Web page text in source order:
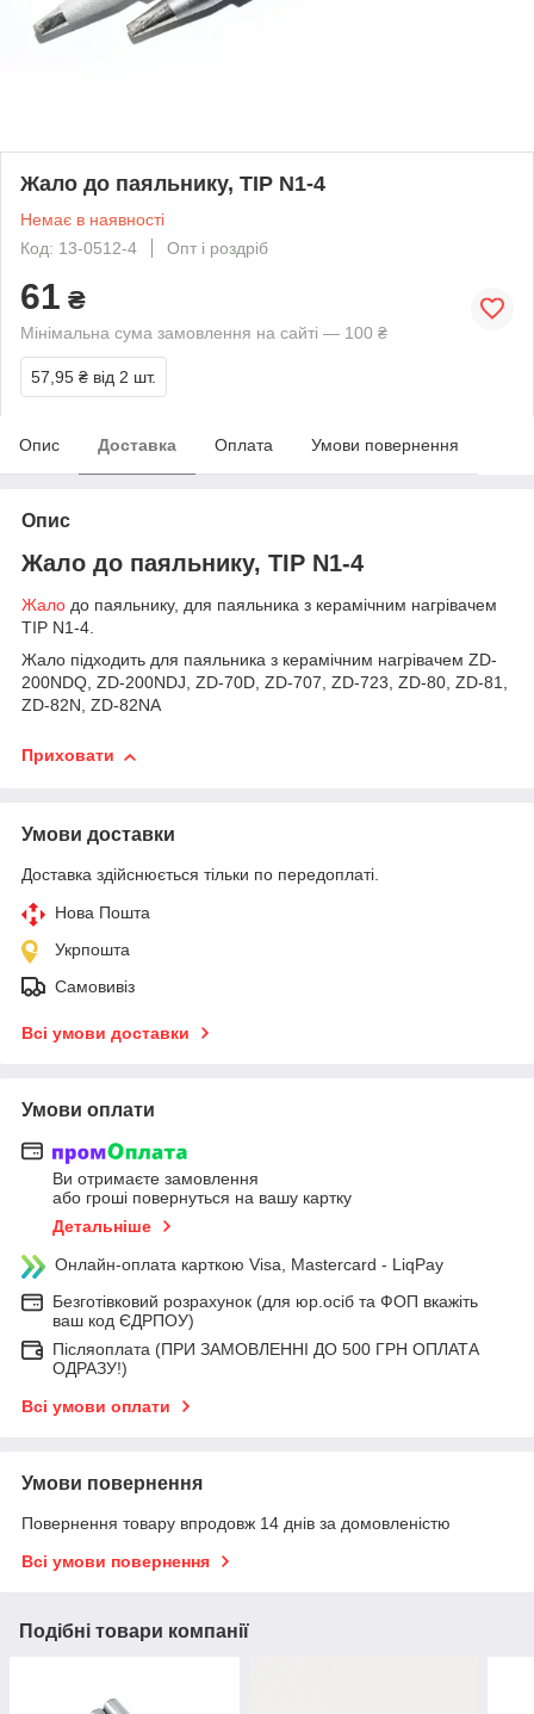
Жало до паяльнику, TIP N1-4
Немає в наявності
Код: 13-0512-4
Опт і роздріб
61 ₴
Мінімальна сума замовлення на сайті — 100 ₴
57,95 ₴ від 2 шт.
Опис Доставка Оплата Умови повернення
Опис
Жало до паяльнику, TIP N1-4
Жало до паяльнику, для паяльника з керамічним нагрівачем
TIP N1-4.
Жало підходить для паяльника з керамічним нагрівачем ZD-
200NDQ, ZD-200NDJ, ZD-70D, ZD-707, ZD-723, ZD-80, ZD-81,
ZD-82N, ZD-82NA
Приховати
Умови доставки
Доставка здійснюється тільки по передоплаті.
Нова Пошта
Укрпошта
Самовивіз
Всі умови доставки
Умови оплати
Ви отримаєте замовлення
або гроші повернуться на вашу картку
Детальніше
Онлайн-оплата карткою Visa, Mastercard - LiqPay
Безготівковий розрахунок (для юр.осіб та ФОП вкажіть
ваш код ЄДРПОУ)
Післяоплата (ПРИ ЗАМОВЛЕННІ ДО 500 ГРН ОПЛАТА
ОДРАЗУ!)
Всі умови оплати
Умови повернення
Повернення товару впродовж 14 днів за домовленістю
Всі умови повернення
Подібні товари компанії